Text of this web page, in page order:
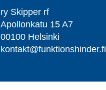
ry Skipper rf
Apollonkatu 15 A7
00100 Helsinki
kontakt@funktionshinder.fi